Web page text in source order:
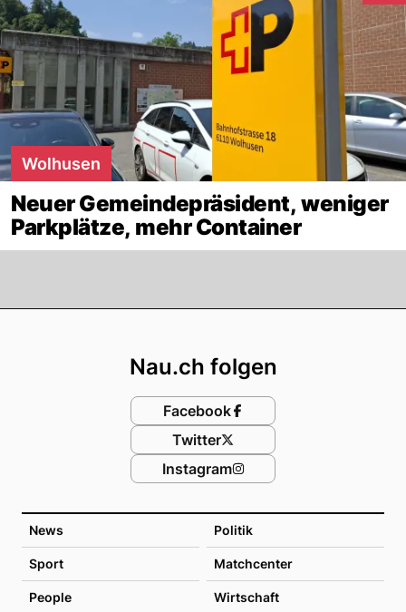
Wolhusen
Neuer Gemeindepräsident, weniger
Parkplätze, mehr Container
News Politik
Sport Matchcenter
People Wirtschaft
Nau.ch folgen
Facebook
Twitter
Instagram